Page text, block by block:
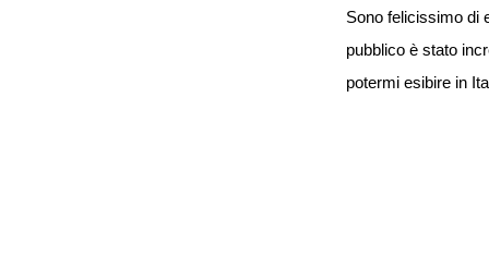
Sono felicissimo di
pubblico è stato
potermi esibire in